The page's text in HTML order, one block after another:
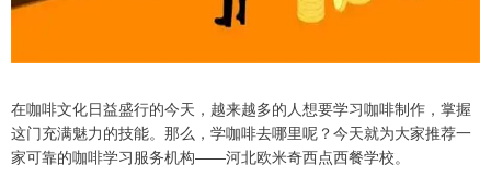
在咖啡文化日益盛行的今天，越来越多的人想要学习咖啡制作，掌握
这门充满魅力的技能。那么，学咖啡去哪里呢？今天就为大家推荐一
家可靠的咖啡学习服务机构——河北欧米奇西点西餐学校。